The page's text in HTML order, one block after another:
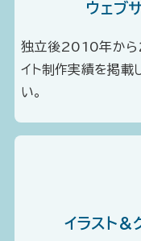
ウェブ
独立後2010年から
イト制作実績を掲載
い。
イラスト＆